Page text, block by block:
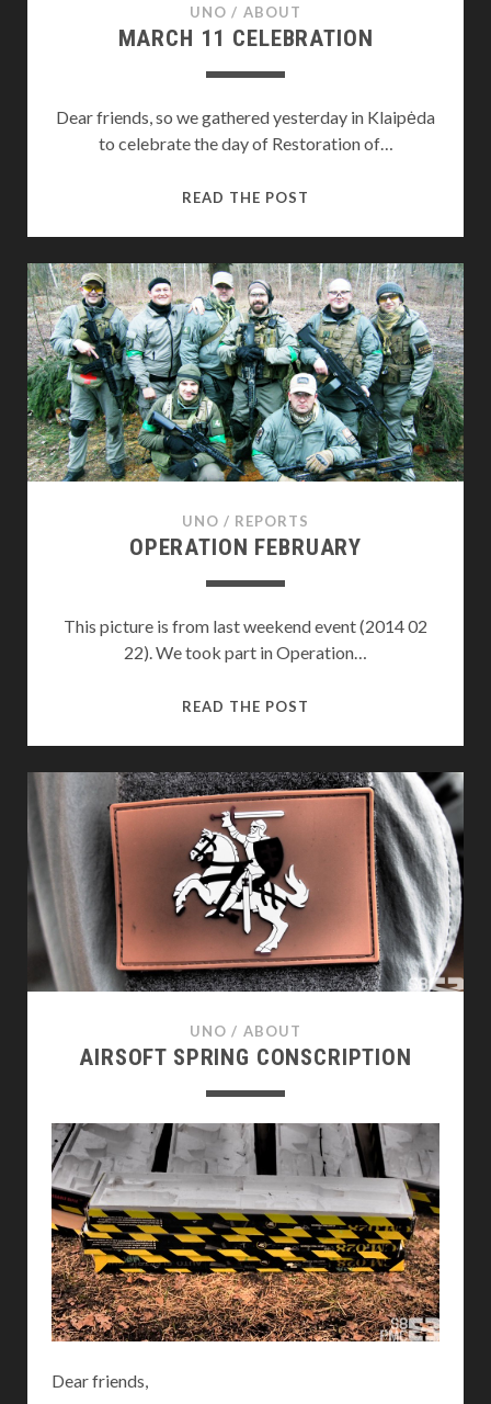
UNO / ABOUT
MARCH 11 CELEBRATION
Dear friends, so we gathered yesterday in Klaipėda
to celebrate the day of Restoration of…
READ THE POST
UNO / REPORTS
OPERATION FEBRUARY
This picture is from last weekend event (2014 02
22). We took part in Operation…
READ THE POST
UNO / ABOUT
AIRSOFT SPRING CONSCRIPTION
Dear friends,